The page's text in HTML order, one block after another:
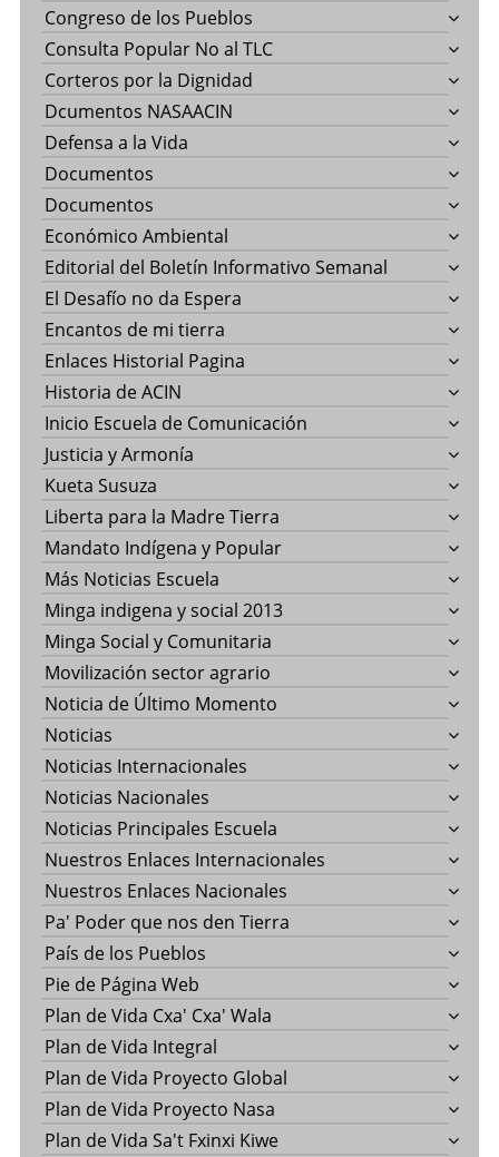
Congreso de los Pueblos
Consulta Popular No al TLC
Corteros por la Dignidad
Dcumentos NASAACIN
Defensa a la Vida
Documentos
Documentos
Económico Ambiental
Editorial del Boletín Informativo Semanal
El Desafío no da Espera
Encantos de mi tierra
Enlaces Historial Pagina
Historia de ACIN
Inicio Escuela de Comunicación
Justicia y Armonía
Kueta Susuza
Liberta para la Madre Tierra
Mandato Indígena y Popular
Más Noticias Escuela
Minga indigena y social 2013
Minga Social y Comunitaria
Movilización sector agrario
Noticia de Último Momento
Noticias
Noticias Internacionales
Noticias Nacionales
Noticias Principales Escuela
Nuestros Enlaces Internacionales
Nuestros Enlaces Nacionales
Pa' Poder que nos den Tierra
País de los Pueblos
Pie de Página Web
Plan de Vida Cxa' Cxa' Wala
Plan de Vida Integral
Plan de Vida Proyecto Global
Plan de Vida Proyecto Nasa
Plan de Vida Sa't Fxinxi Kiwe